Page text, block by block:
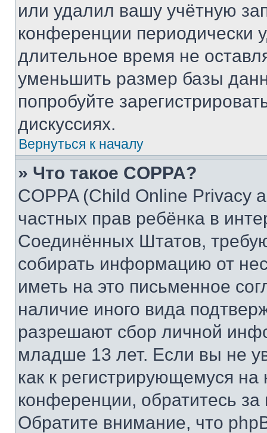
или удалил вашу учётную
конференции периодически
длительное время не
уменьшить размер базы
попробуйте
дискуссиях.
Вернуться к началу
» Что такое COPPA?
COPPA (Child Online Privacy
частных прав ребёнка в
Соединённых Штатов,
собирать информацию от
иметь на это письменное
наличие иного вида
разрешают сбор личной
младше 13 лет. Если вы не
как к регистрирующемуся
конференции, обратитесь
Обратите внимание, что